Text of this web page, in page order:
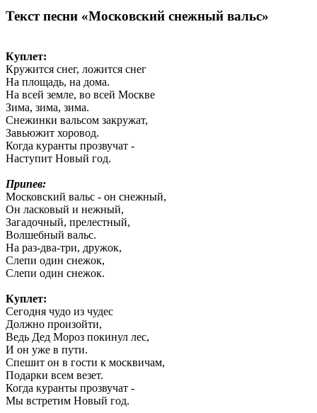
Текст песни «Московский снежный вальс»
Куплет:
Кружится снег, ложится снег
На площадь, на дома.
На всей земле, во всей Москве
Зима, зима, зима.
Снежинки вальсом закружат,
Завьюжит хоровод.
Когда куранты прозвучат -
Наступит Новый год.
Припев:
Московский вальс - он снежный,
Он ласковый и нежный,
Загадочный, прелестный,
Волшебный вальс.
На раз-два-три, дружок,
Слепи один снежок,
Слепи один снежок.
Куплет:
Сегодня чудо из чудес
Должно произойти,
Ведь Дед Мороз покинул лес,
И он уже в пути.
Спешит он в гости к москвичам,
Подарки всем везет.
Когда куранты прозвучат -
Мы встретим Новый год.